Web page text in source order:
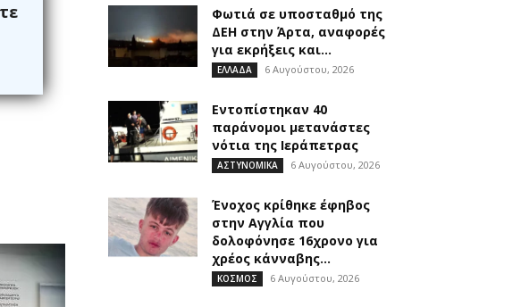
Φωτιά σε υποσταθμό της
ΔΕΗ στην Άρτα, αναφορές
για εκρήξεις και...
ΕΛΛΑΔΑ 6 Αυγούστου, 2026
Εντοπίστηκαν 40
παράνομοι μετανάστες
νότια της Ιεράπετρας
ΑΣΤΥΝΟΜΙΚΑ 6 Αυγούστου, 2026
Ένοχος κρίθηκε έφηβος
στην Αγγλία που
δολοφόνησε 16χρονο για
χρέος κάνναβης...
ΚΟΣΜΟΣ 6 Αυγούστου, 2026